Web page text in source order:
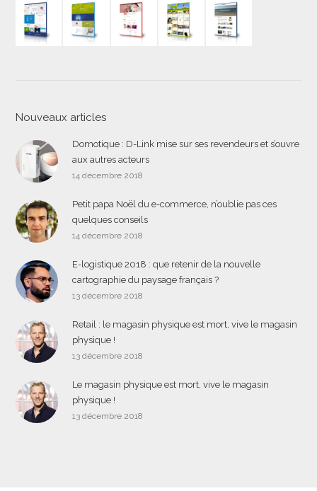
Nouveaux articles
Domotique : D-Link mise sur ses revendeurs et s’ouvre
aux autres acteurs
14 décembre 2018
Petit papa Noël du e-commerce, n’oublie pas ces
quelques conseils
14 décembre 2018
E-logistique 2018 : que retenir de la nouvelle
cartographie du paysage français ?
13 décembre 2018
Retail : le magasin physique est mort, vive le magasin
physique !
13 décembre 2018
Le magasin physique est mort, vive le magasin
physique !
13 décembre 2018